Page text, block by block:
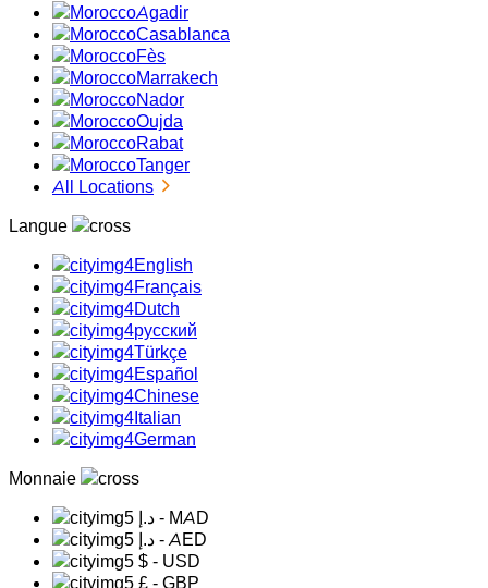
Agadir
Casablanca
Fès
Marrakech
Nador
Oujda
Rabat
Tanger
All Locations
Langue
English
Français
Dutch
русский
Türkçe
Español
Chinese
Italian
German
Monnaie
د.إ - MAD
د.إ - AED
$ - USD
£ - GBP